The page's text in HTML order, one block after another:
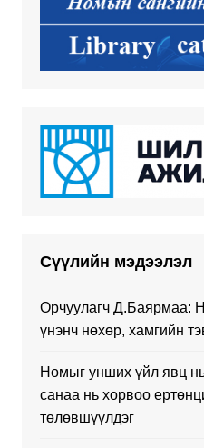
Сүүлийн мэдээлэл
Орчуулагч Д.Баярмаа:
үнэнч нөхөр, хамгийн
Номыг унших үйл явц нь
санаа нь хорвоо
төлөвшүүлдэг